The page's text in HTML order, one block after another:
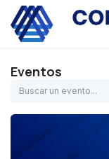
Ir al contenido
Eventos